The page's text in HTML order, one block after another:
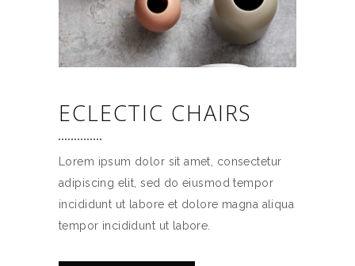
ECLECTIC CHAIRS
Lorem ipsum dolor sit amet, consectetur
adipiscing elit, sed do eiusmod tempor
incididunt ut labore et dolore magna aliqua
tempor incididunt ut labore.